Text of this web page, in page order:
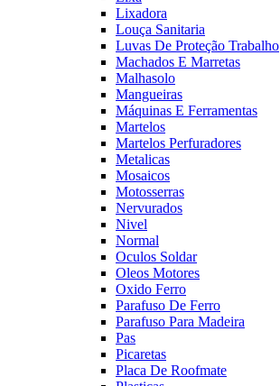
Lixadora
Louça Sanitaria
Luvas De Proteção Trabalho
Machados E Marretas
Malhasolo
Mangueiras
Máquinas E Ferramentas
Martelos
Martelos Perfuradores
Metalicas
Mosaicos
Motosserras
Nervurados
Nivel
Normal
Oculos Soldar
Oleos Motores
Oxido Ferro
Parafuso De Ferro
Parafuso Para Madeira
Pas
Picaretas
Placa De Roofmate